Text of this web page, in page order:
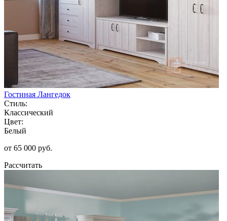
Гостиная Лангедок
Стиль:
Классический
Цвет:
Белый
от 65 000 руб.
Рассчитать